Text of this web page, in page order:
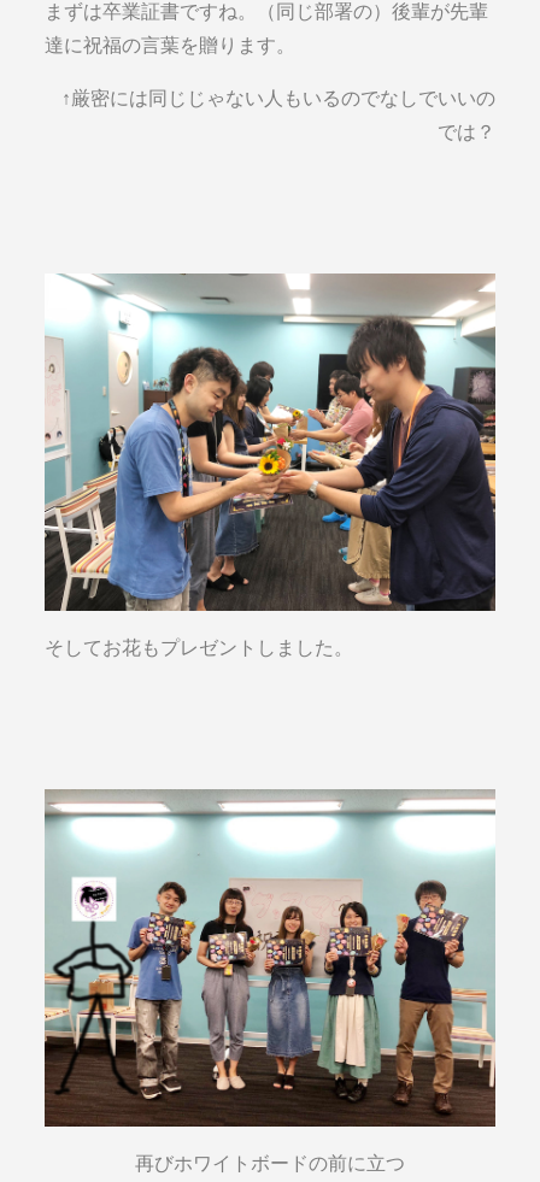
まずは卒業証書ですね。（同じ部署の）後輩が先輩
達に祝福の言葉を贈ります。
↑厳密には同じじゃない人もいるのでなしでいいの
では？
そしてお花もプレゼントしました。
再びホワイトボードの前に立つ